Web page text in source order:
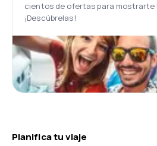
cientos de ofertas para mostrarte
¡Descúbrelas!
Planifica tu viaje